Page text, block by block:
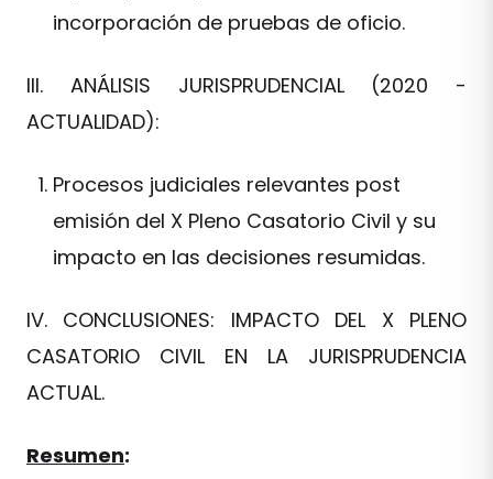
incorporación de pruebas de oficio.
III. ANÁLISIS JURISPRUDENCIAL (2020 -
ACTUALIDAD):
Procesos judiciales relevantes post
emisión del X Pleno Casatorio Civil y su
impacto en las decisiones resumidas.
IV. CONCLUSIONES: IMPACTO DEL X PLENO
CASATORIO CIVIL EN LA JURISPRUDENCIA
ACTUAL.
Resumen: